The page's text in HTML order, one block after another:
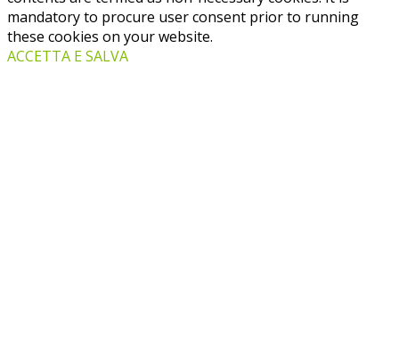
mandatory to procure user consent prior to running
these cookies on your website.
ACCETTA E SALVA